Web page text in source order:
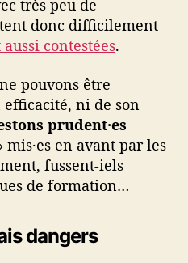
très peu de
donc difficilement
contestées.
pouvons être
efficacité, ni de son
prudent·es
mis·es en avant par les
fussent-iels
de formation…
dangers